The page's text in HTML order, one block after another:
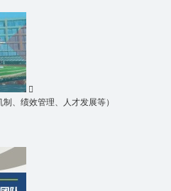

、绩效管理、人才发展等）